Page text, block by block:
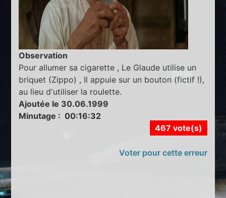
Observation
Pour allumer sa cigarette , Le Glaude utilise un
briquet (Zippo) , Il appuie sur un bouton (fictif !),
au lieu d'utiliser la roulette.
Ajoutée le 30.06.1999
Minutage : 00:16:32
467 vote(s)
Voter pour cette erreur